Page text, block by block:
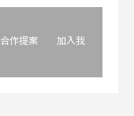
合作提案
加入我